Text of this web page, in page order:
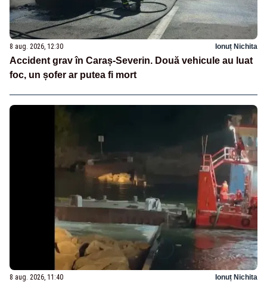
8 aug. 2026, 12:30 Ionuț Nichita
Accident grav în Caraș-Severin. Două vehicule au luat
foc, un șofer ar putea fi mort
8 aug. 2026, 11:40 Ionuț Nichita